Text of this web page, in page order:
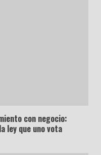
con negocio:
ley que uno vota